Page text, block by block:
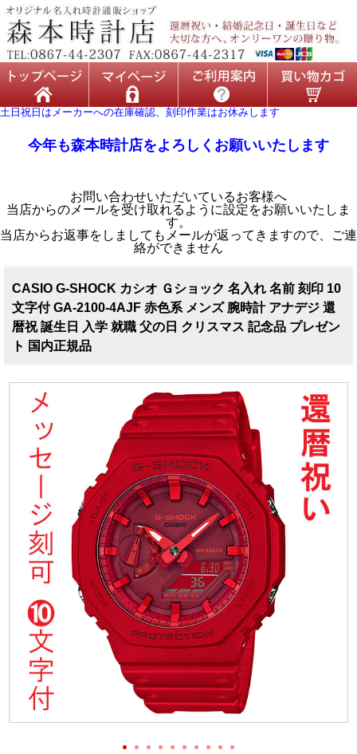
土日祝日はメーカーへの在庫確認、刻印作業はお休みします
今年も森本時計店をよろしくお願いいたします
お問い合わせいただいているお客様へ
当店からのメールを受け取れるように設定をお願いいたしま
す。
当店からお返事をしましてもメールが返ってきますので、ご連
絡ができません
CASIO G-SHOCK カシオ Ｇショック 名入れ 名前 刻印 10
文字付 GA-2100-4AJF 赤色系 メンズ 腕時計 アナデジ 還
暦祝 誕生日 入学 就職 父の日 クリスマス 記念品 プレゼン
ト 国内正規品